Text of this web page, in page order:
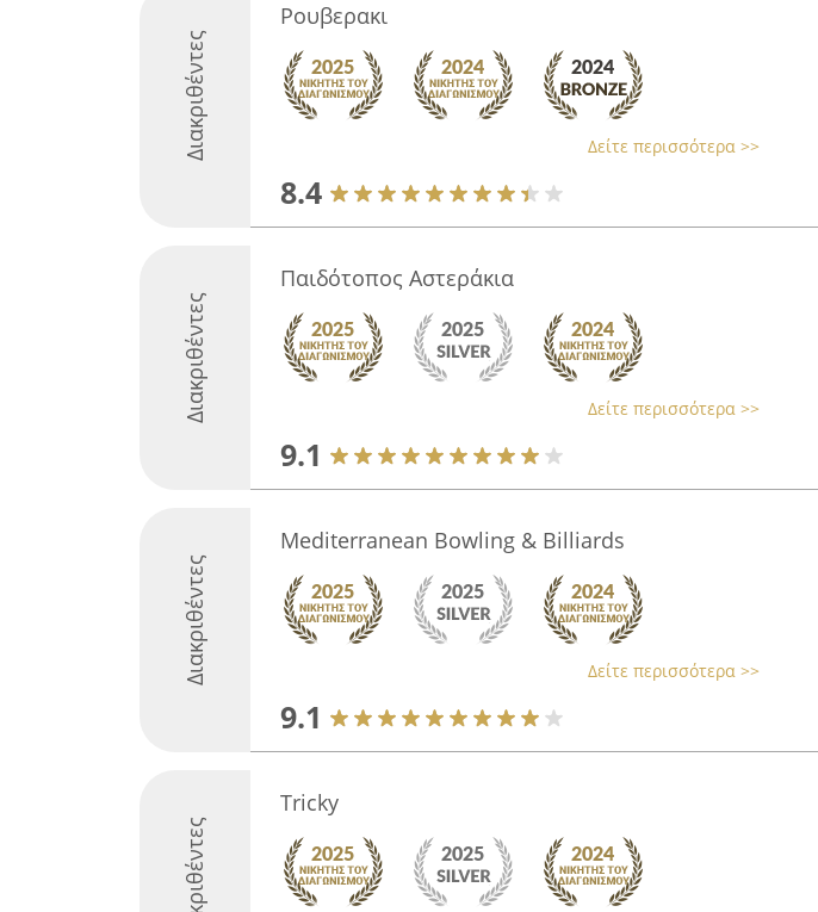
Διακριθέντες
Ρουβερακι
Δείτε περισσότερα >>
8.4
Διακριθέντες
Παιδότοπος Αστεράκια
Δείτε περισσότερα >>
9.1
Διακριθέντες
Mediterranean Bowling & Billiards
Δείτε περισσότερα >>
9.1
Διακριθέντες
Tricky